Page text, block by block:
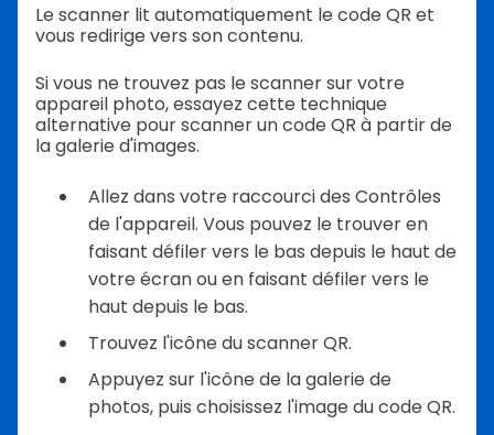
Le scanner lit automatiquement le code QR et
vous redirige vers son contenu.
Si vous ne trouvez pas le scanner sur votre
appareil photo, essayez cette technique
alternative pour scanner un code QR à partir de
la galerie d'images.
Allez dans votre raccourci des Contrôles
de l'appareil. Vous pouvez le trouver en
faisant défiler vers le bas depuis le haut de
votre écran ou en faisant défiler vers le
haut depuis le bas.
Trouvez l'icône du scanner QR.
Appuyez sur l'icône de la galerie de
photos, puis choisissez l'image du code QR.